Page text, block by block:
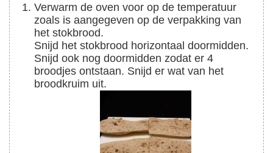
Verwarm de oven voor op de temperatuur
zoals is aangegeven op de verpakking van
het stokbrood.
Snijd het stokbrood horizontaal doormidden.
Snijd ook nog doormidden zodat er 4
broodjes ontstaan. Snijd er wat van het
broodkruim uit.